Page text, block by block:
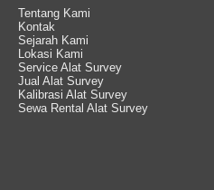
Tentang Kami
Kontak
Sejarah Kami
Lokasi Kami
Service Alat Survey
Jual Alat Survey
Kalibrasi Alat Survey
Sewa Rental Alat Survey